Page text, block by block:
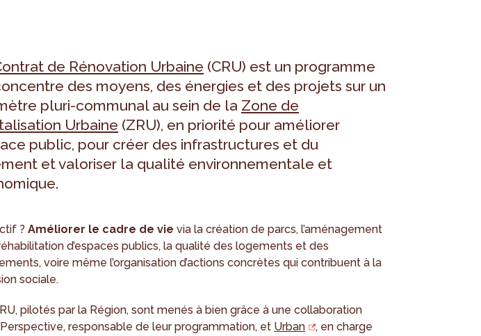
de Rénovation Urbaine (CRU) est un programme
des moyens, des énergies et des projets sur un
pluri-communal au sein de la Zone de
Urbaine (ZRU), en priorité pour améliorer
public, pour créer des infrastructures et du
et valoriser la qualité environnementale et
?Améliorer le cadre de vie via la création de parcs, l’aménagement
d’espaces publics, la qualité des logements et des
voire même l’organisation d’actions concrètes qui contribuent à la
sociale.
pilotés par la Région, sont menés à bien grâce à une collaboration
responsable de leur programmation, et Urban
, en charge